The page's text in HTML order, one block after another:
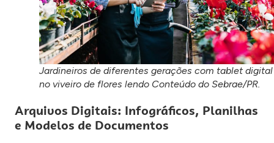
Jardineiros de diferentes gerações com tablet digital
no viveiro de flores lendo Conteúdo do Sebrae/PR.
Arquivos Digitais: Infográficos, Planilhas
e Modelos de Documentos